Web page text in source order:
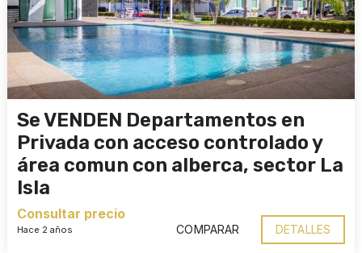
Se VENDEN Departamentos en
Privada con acceso controlado y
área comun con alberca, sector La
Isla
Consultar precio
Hace 2 años COMPARAR DETALLES